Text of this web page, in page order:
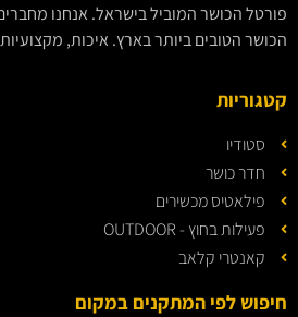
פורטל הכושר המוביל בישראל. אנחנו
הכושר הטובים ביותר בארץ. איכות,
קטגוריות
סטודיו
חדר כושר
פילאטיס מכשירים
פעילות בחוץ - OUTDOOR
קאנטרי קלאב
חיפוש לפי המתקנים במקום